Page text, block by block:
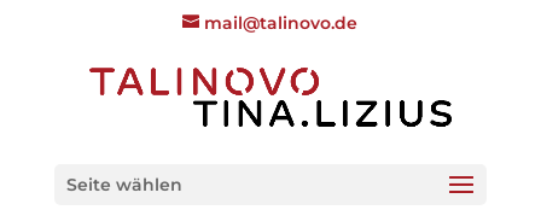
mail@talinovo.de
Seite wählen